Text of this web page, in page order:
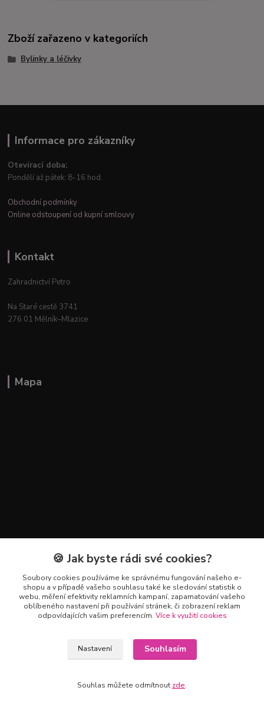
Zboží zařazeno v kategoriích
Bylinky a léčivky
Informace pro zákazníky
Otevírací doba:
Pondělí až pátek: 8-16 hod.
Obchodní podmínky
Online odstoupení od kupní smlouvy
Kontakt
Zahradnictví Petro
Na Staré cestě 3741
276 01 Mělník–Mlazice
Mapa
Kontakty
+420 602 223 614
info@zahradnictvipetro.cz
🍪 Jak byste rádi své cookies?
Soubory cookies používáme ke správnému fungování našeho e-
shopu a v případě vašeho souhlasu také ke sledování statistik o
webu, měření efektivity reklamních kampaní, zapamatování vašeho
oblíbeného nastavení při používání stránek, či zobrazení reklam
odpovídajících vašim preferencím. Více k využití cookies
Nastavení Souhlasím
Souhlas můžete odmítnout zde.